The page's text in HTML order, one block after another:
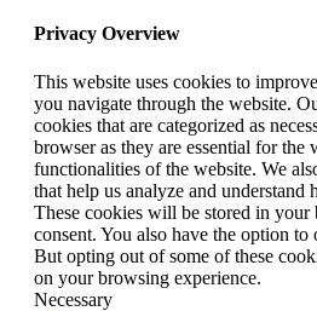
Privacy Overview
This website uses cookies to
you navigate through the website.
cookies that are categorized as
browser as they are essential for the
functionalities of the website. We
that help us analyze and understand
These cookies will be stored in
consent. You also have the option to
But opting out of some of these
on your browsing experience.
Necessary